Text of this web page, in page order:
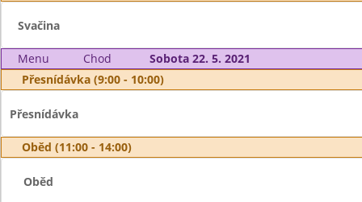
Svačina
Menu Chod
Sobota 22. 5. 2021
Přesnídávka (9:00 - 10:00)
Přesnídávka
Oběd (11:00 - 14:00)
Oběd